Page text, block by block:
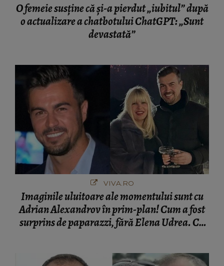
O femeie susține că și-a pierdut „iubitul” după
o actualizare a chatbotului ChatGPT: „Sunt
devastată”
VIVA.RO
Imaginile uluitoare ale momentului sunt cu
Adrian Alexandrov în prim-plan! Cum a fost
surprins de paparazzi, fără Elena Udrea. Cu